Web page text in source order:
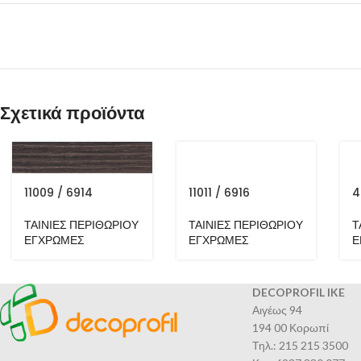
Σχετικά προϊόντα
11009 / 6914
ΤΑΙΝΙΕΣ ΠΕΡΙΘΩΡΙΟΥ
ΕΓΧΡΩΜΕΣ
11011 / 6916
ΤΑΙΝΙΕΣ ΠΕΡΙΘΩΡΙΟΥ
ΕΓΧΡΩΜΕΣ
DECOPROFIL IKE
Αιγέως 94
194 00 Κορωπί
Τηλ.: 215 215 3500